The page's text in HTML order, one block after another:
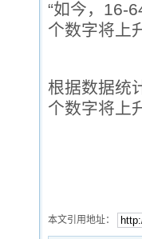
“如今，16-
个数字将上
根据数据统
个数字将上
本文引用地址：